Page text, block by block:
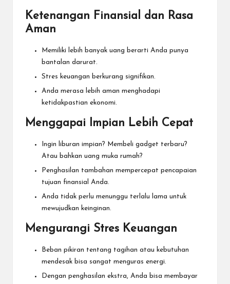
Ketenangan Finansial dan Rasa
Aman
Memiliki lebih banyak uang berarti Anda punya
bantalan darurat.
Stres keuangan berkurang signifikan.
Anda merasa lebih aman menghadapi
ketidakpastian ekonomi.
Menggapai Impian Lebih Cepat
Ingin liburan impian? Membeli gadget terbaru?
Atau bahkan uang muka rumah?
Penghasilan tambahan mempercepat pencapaian
tujuan finansial Anda.
Anda tidak perlu menunggu terlalu lama untuk
mewujudkan keinginan.
Mengurangi Stres Keuangan
Beban pikiran tentang tagihan atau kebutuhan
mendesak bisa sangat menguras energi.
Dengan penghasilan ekstra, Anda bisa membayar